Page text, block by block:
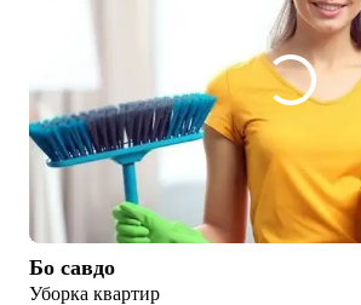
Бо савдо
Уборка квартир